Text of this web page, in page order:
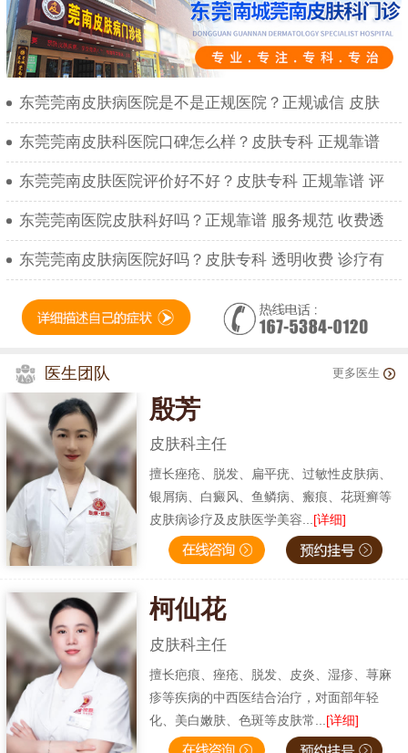
东莞莞南皮肤病医院是不是正规医院？正规诚信 皮肤
东莞莞南皮肤科医院口碑怎么样？皮肤专科 正规靠谱
东莞莞南皮肤医院评价好不好？皮肤专科 正规靠谱 评
东莞莞南医院皮肤科好吗？正规靠谱 服务规范 收费透
东莞莞南皮肤病医院好吗？皮肤专科 透明收费 诊疗有
医生团队 更多医生
殷芳
皮肤科主任
擅长痤疮、脱发、扁平疣、过敏性皮肤病、
银屑病、白癜风、鱼鳞病、瘢痕、花斑癣等
皮肤病诊疗及皮肤医学美容... [详细]
柯仙花
皮肤科主任
擅长疤痕、痤疮、脱发、皮炎、湿疹、荨麻
疹等疾病的中西医结合治疗，对面部年轻
化、美白嫩肤、色斑等皮肤常... [详细]